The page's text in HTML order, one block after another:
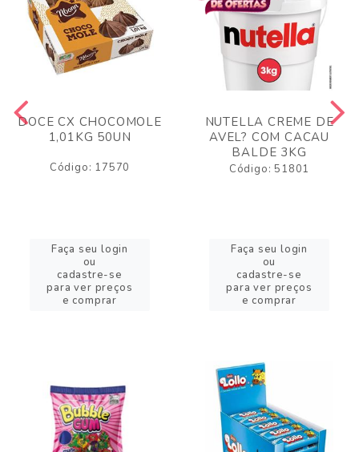
DOCE CX CHOCOMOLE
1,01KG 50UN
Código: 17570
Faça seu login
ou
cadastre-se
para ver preços
e comprar
NUTELLA CREME DE
AVEL? COM CACAU
BALDE 3KG
Código: 51801
Faça seu login
ou
cadastre-se
para ver preços
e comprar